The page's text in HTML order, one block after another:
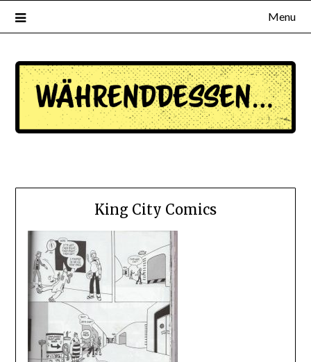
Menu
King City Comics